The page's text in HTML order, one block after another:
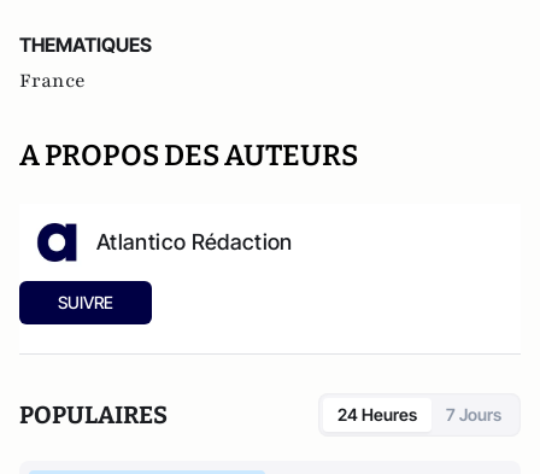
THEMATIQUES
France
A PROPOS DES AUTEURS
Atlantico Rédaction
SUIVRE
POPULAIRES 24 Heures 7 Jours